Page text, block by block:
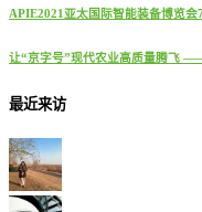
APIE2021亚太国际智能装备博览会
让“京字号”现代农业高质量腾飞
最近来访